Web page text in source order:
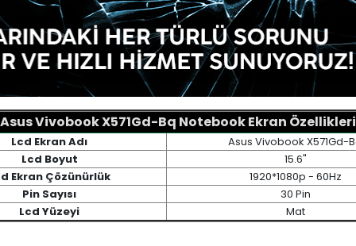
Asus Vivobook X571Gd-Bq Notebook Ekran Özellikleri
Lcd Ekran Adı
Asus Vivobook X571Gd-
Lcd Boyut
15.6"
Ekran Çözünürlük
1920*1080p - 60Hz
Pin Sayısı
30 Pin
Lcd Yüzeyi
Mat